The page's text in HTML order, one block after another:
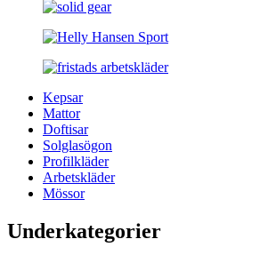
Kepsar
Mattor
Doftisar
Solglasögon
Profilkläder
Arbetskläder
Mössor
Underkategorier